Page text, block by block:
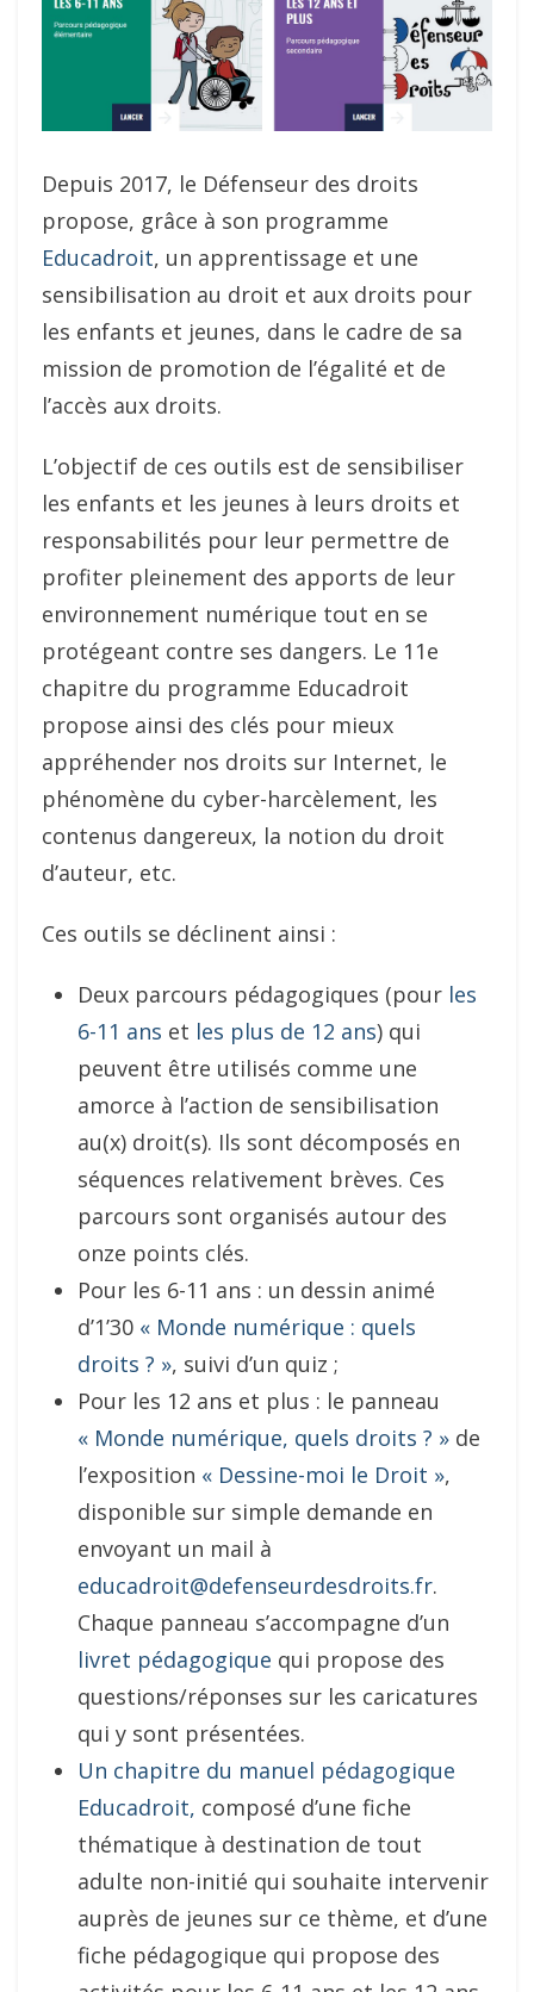
Depuis 2017, le Défenseur des droits
propose, grâce à son programme
Educadroit, un apprentissage et une
sensibilisation au droit et aux droits pour
les enfants et jeunes, dans le cadre de sa
mission de promotion de l’égalité et de
l’accès aux droits.
L’objectif de ces outils est de sensibiliser
les enfants et les jeunes à leurs droits et
responsabilités pour leur permettre de
profiter pleinement des apports de leur
environnement numérique tout en se
protégeant contre ses dangers. Le 11e
chapitre du programme Educadroit
propose ainsi des clés pour mieux
appréhender nos droits sur Internet, le
phénomène du cyber-harcèlement, les
contenus dangereux, la notion du droit
d’auteur, etc.
Ces outils se déclinent ainsi :
Deux parcours pédagogiques (pour les
6-11 ans et les plus de 12 ans) qui
peuvent être utilisés comme une
amorce à l’action de sensibilisation
au(x) droit(s). Ils sont décomposés en
séquences relativement brèves. Ces
parcours sont organisés autour des
onze points clés.
Pour les 6-11 ans : un dessin animé
d’1’30 « Monde numérique : quels
droits ? », suivi d’un quiz ;
Pour les 12 ans et plus : le panneau
« Monde numérique, quels droits ? » de
l’exposition « Dessine-moi le Droit »,
disponible sur simple demande en
envoyant un mail à
educadroit@defenseurdesdroits.fr.
Chaque panneau s’accompagne d’un
livret pédagogique qui propose des
questions/réponses sur les caricatures
qui y sont présentées.
Un chapitre du manuel pédagogique
Educadroit, composé d’une fiche
thématique à destination de tout
adulte non-initié qui souhaite intervenir
auprès de jeunes sur ce thème, et d’une
fiche pédagogique qui propose des